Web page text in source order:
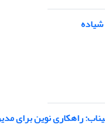
راهکاری نوین برای